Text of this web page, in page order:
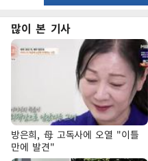
많이 본 기사
방은희, 母 고독사에 오열 "이틀
만에 발견"